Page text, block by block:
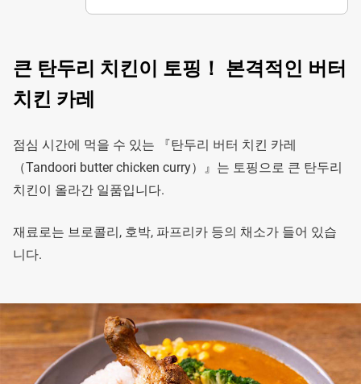
큰 탄두리 치킨이 토핑！ 본격적인 버터
치킨 카레
점심 시간에 먹을 수 있는 『탄두리 버터 치킨 카레
（Tandoori butter chicken curry）』는 토핑으로 큰 탄두리
치킨이 올라간 일품입니다.
재료로는 브로콜리, 호박, 파프리카 등의 채소가 들어 있습
니다.